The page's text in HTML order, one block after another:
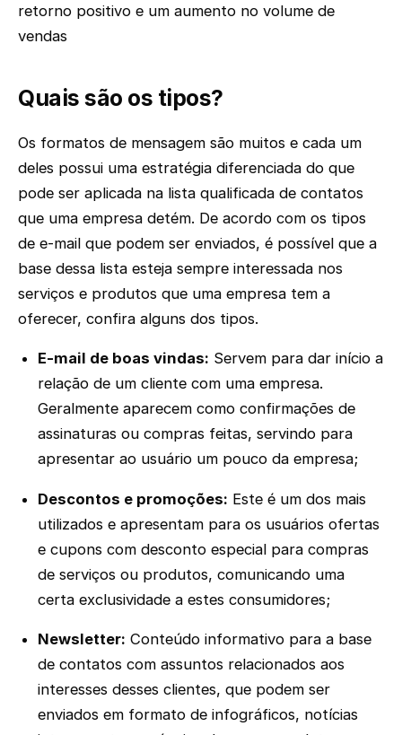
retorno positivo e um aumento no volume de
vendas
Quais são os tipos?
Os formatos de mensagem são muitos e cada um
deles possui uma estratégia diferenciada do que
pode ser aplicada na lista qualificada de contatos
que uma empresa detém. De acordo com os tipos
de e-mail que podem ser enviados, é possível que a
base dessa lista esteja sempre interessada nos
serviços e produtos que uma empresa tem a
oferecer, confira alguns dos tipos.
E-mail de boas vindas: Servem para dar início a
relação de um cliente com uma empresa.
Geralmente aparecem como confirmações de
assinaturas ou compras feitas, servindo para
apresentar ao usuário um pouco da empresa;
Descontos e promoções: Este é um dos mais
utilizados e apresentam para os usuários ofertas
e cupons com desconto especial para compras
de serviços ou produtos, comunicando uma
certa exclusividade a estes consumidores;
Newsletter: Conteúdo informativo para a base
de contatos com assuntos relacionados aos
interesses desses clientes, que podem ser
enviados em formato de infográficos, notícias